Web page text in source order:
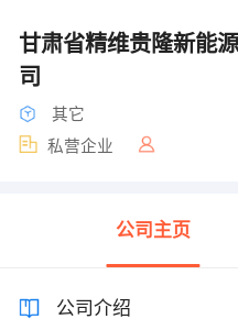
甘肃省精维贵隆新能
司
其它
私营企业
公司主页
公司介绍